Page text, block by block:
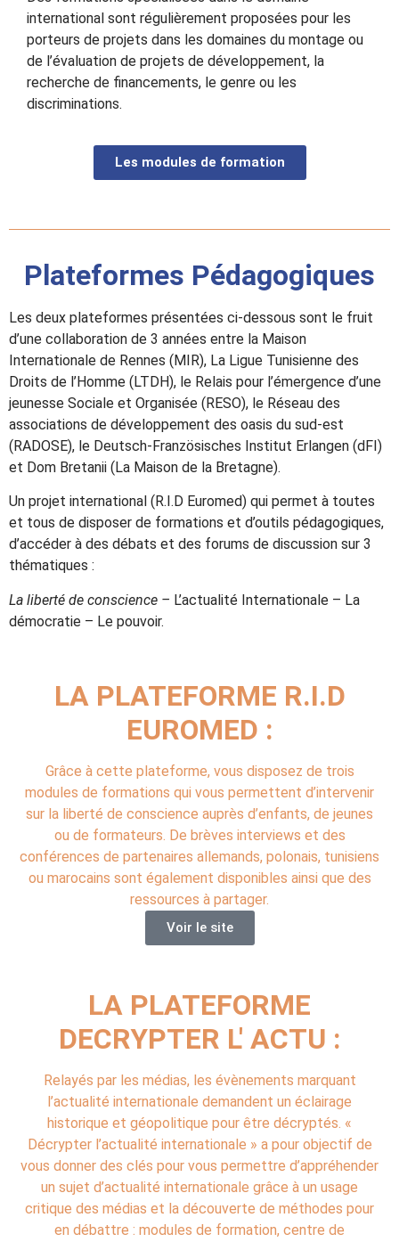
international sont régulièrement proposées pour les
porteurs de projets dans les domaines du montage ou
de l’évaluation de projets de développement, la
recherche de financements, le genre ou les
discriminations.
Les modules de formation
Plateformes Pédagogiques
Les deux plateformes présentées ci-dessous sont le fruit
d’une collaboration de 3 années entre la Maison
Internationale de Rennes (MIR), La Ligue Tunisienne des
Droits de l’Homme (LTDH), le Relais pour l’émergence d’une
jeunesse Sociale et Organisée (RESO), le Réseau des
associations de développement des oasis du sud-est
(RADOSE), le Deutsch-Französisches Institut Erlangen (dFI)
et Dom Bretanii (La Maison de la Bretagne).
Un projet international (R.I.D Euromed) qui permet à toutes
et tous de disposer de formations et d’outils pédagogiques,
d’accéder à des débats et des forums de discussion sur 3
thématiques :
La liberté de conscience – L’actualité Internationale – La
démocratie – Le pouvoir.
LA PLATEFORME R.I.D
EUROMED :
Grâce à cette plateforme, vous disposez de trois
modules de formations qui vous permettent d’intervenir
sur la liberté de conscience auprès d’enfants, de jeunes
ou de formateurs. De brèves interviews et des
conférences de partenaires allemands, polonais, tunisiens
ou marocains sont également disponibles ainsi que des
ressources à partager.
Voir le site
LA PLATEFORME
DECRYPTER L' ACTU :
Relayés par les médias, les évènements marquant
l’actualité internationale demandent un éclairage
historique et géopolitique pour être décryptés. «
Décrypter l’actualité internationale » a pour objectif de
vous donner des clés pour vous permettre d’appréhender
un sujet d’actualité internationale grâce à un usage
critique des médias et la découverte de méthodes pour
en débattre : modules de formation, centre de